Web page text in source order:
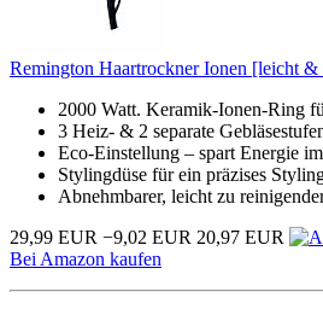
Remington Haartrockner Ionen [leicht
2000 Watt. Keramik-Ionen-Ring
3 Heiz- & 2 separate
Eco-Einstellung – spart Energie
Stylingdüse für ein präzises
Abnehmbarer, leicht zu
29,99 EUR −9,02 EUR 20,97 EUR
Bei Amazon kaufen